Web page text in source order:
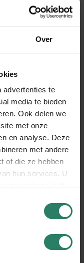
Over
advertenties te
media te bieden
Ook delen we
met onze
en analyse. Deze
met andere
of die ze hebben
hun services. U
is de
Maar
wel het meeste
Zie die
business’
als ik ziek word’,
aan
, heel
heb jij weten